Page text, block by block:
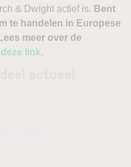
& Dwight actief is. Bent
te handelen in Europese
meer over de
deze link.